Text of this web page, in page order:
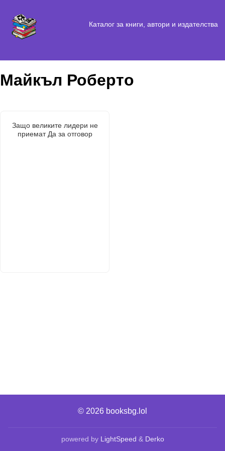
Каталог за книги, автори и издателства
Майкъл Роберто
Защо великите лидери не
приемат Да за отговор
© 2026 booksbg.lol
powered by LightSpeed & Derko